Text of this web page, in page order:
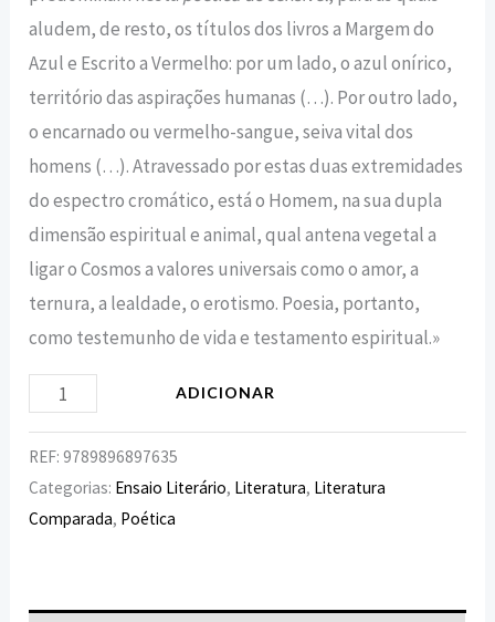
aludem, de resto, os títulos dos livros a Margem do
Azul e Escrito a Vermelho: por um lado, o azul onírico,
território das aspirações humanas (…). Por outro lado,
o encarnado ou vermelho-sangue, seiva vital dos
homens (…). Atravessado por estas duas extremidades
do espectro cromático, está o Homem, na sua dupla
dimensão espiritual e animal, qual antena vegetal a
ligar o Cosmos a valores universais como o amor, a
ternura, a lealdade, o erotismo. Poesia, portanto,
como testemunho de vida e testamento espiritual.»
ADICIONAR
REF:9789896897635
Categorias: Ensaio Literário, Literatura, Literatura
Comparada, Poética